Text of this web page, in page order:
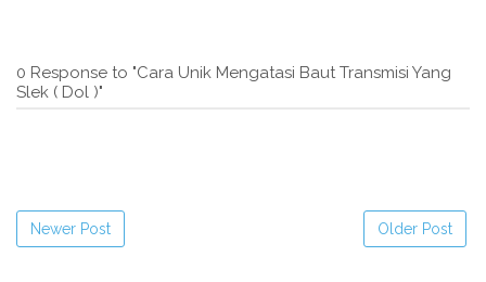
0 Response to "Cara Unik Mengatasi Baut Transmisi Yang
Slek ( Dol )"
Newer Post Older Post